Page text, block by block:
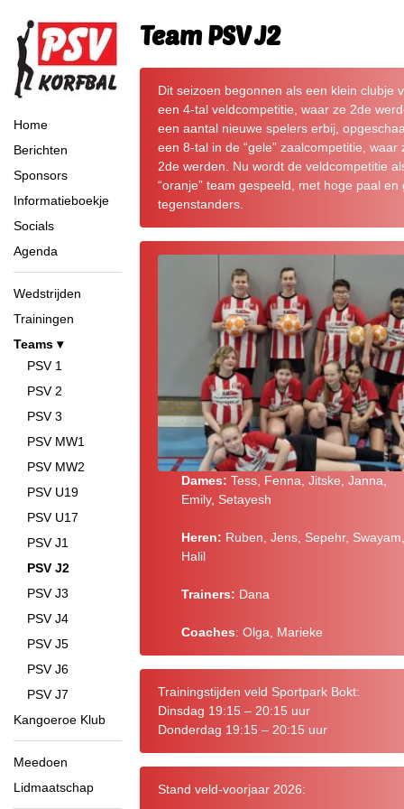
Home
Berichten
Sponsors
Informatieboekje
Socials
Agenda
Wedstrijden
Trainingen
Teams
PSV 1
PSV 2
PSV 3
PSV MW1
PSV MW2
PSV U19
PSV U17
PSV J1
PSV J2
PSV J3
PSV J4
PSV J5
PSV J6
PSV J7
Kangoeroe Klub
Meedoen
Lidmaatschap
Team PSV J2
Dit seizoen begonnen als een klein clubje
een 4-tal veldcompetitie, waar ze 2de
een aantal nieuwe spelers erbij,
een 8-tal in de “gele” zaalcompetitie, waar
2de werden. Nu wordt de veldcompetitie
“oranje” team gespeeld, met hoge paal en
tegenstanders.
Dames: Tess, Fenna, Jitske, Janna,
Emily, Setayesh
Heren: Ruben, Jens, Sepehr, Swayam,
Halil
Trainers: Dana
Coaches: Olga, Marieke
Trainingstijden veld Sportpark Bokt:
Dinsdag 19:15 – 20:15 uur
Donderdag 19:15 – 20:15 uur
Stand veld-voorjaar 2026: